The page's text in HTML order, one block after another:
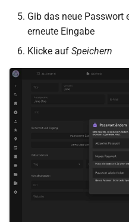
Kalender
Ordner
Panoramen
Scans
Dokumente
Gib das neue Passwort
erneute Eingabe
Klicke auf Speichern